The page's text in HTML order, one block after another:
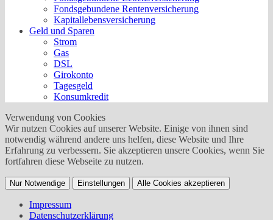
Fondsgebundene Rentenversicherung
Kapitallebensversicherung
Geld und Sparen
Strom
Gas
DSL
Girokonto
Tagesgeld
Konsumkredit
Verwendung von Cookies
Wir nutzen Cookies auf unserer Website. Einige von ihnen sind
notwendig während andere uns helfen, diese Website und Ihre
Erfahrung zu verbessern. Sie akzeptieren unsere Cookies, wenn Sie
fortfahren diese Webseite zu nutzen.
Nur Notwendige Einstellungen Alle Cookies akzeptieren
Impressum
Datenschutzerklärung